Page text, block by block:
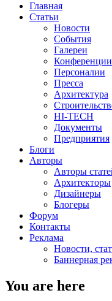
Главная
Статьи
Новости
События
Галереи
Конференции
Персоналии
Пресса
Архитектура
HI-TECH
Документы
Предприятия
Блоги
Авторы
Авторы
Архитекторы
Дизайнеры
Блогеры
Форум
Контакты
Реклама
Новости,
Баннерная
You are here